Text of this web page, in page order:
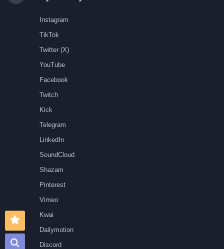
Instagram
TikTok
Twitter (X)
YouTube
Facebook
Twitch
Kick
Telegram
LinkedIn
SoundCloud
Shazam
Pinterest
Vimeo
Kwai
Dailymotion
Discord